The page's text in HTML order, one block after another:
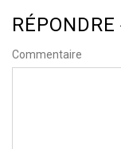
RÉPONDRE
Commentaire